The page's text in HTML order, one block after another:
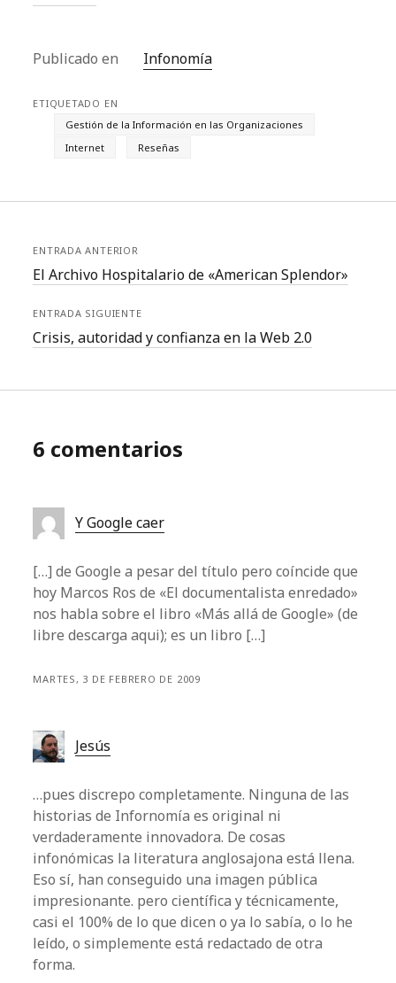
mejoraban sus
resultados a pesar de…
Publicado en Infonomía
ETIQUETADO EN
Gestión de la Información en las Organizaciones
Internet
Reseñas
ENTRADA ANTERIOR
El Archivo Hospitalario de «American Splendor»
ENTRADA SIGUIENTE
Crisis, autoridad y confianza en la Web 2.0
6 comentarios
Y Google caer
[…] de Google a pesar del título pero coíncide que
hoy Marcos Ros de «El documentalista enredado»
nos habla sobre el libro «Más allá de Google» (de
libre descarga aqui); es un libro […]
MARTES, 3 DE FEBRERO DE 2009
Jesús
…pues discrepo completamente. Ninguna de las
historias de Infornomía es original ni
verdaderamente innovadora. De cosas
infonómicas la literatura anglosajona está llena.
Eso sí, han conseguido una imagen pública
impresionante. pero científica y técnicamente,
casi el 100% de lo que dicen o ya lo sabía, o lo he
leído, o simplemente está redactado de otra
forma.